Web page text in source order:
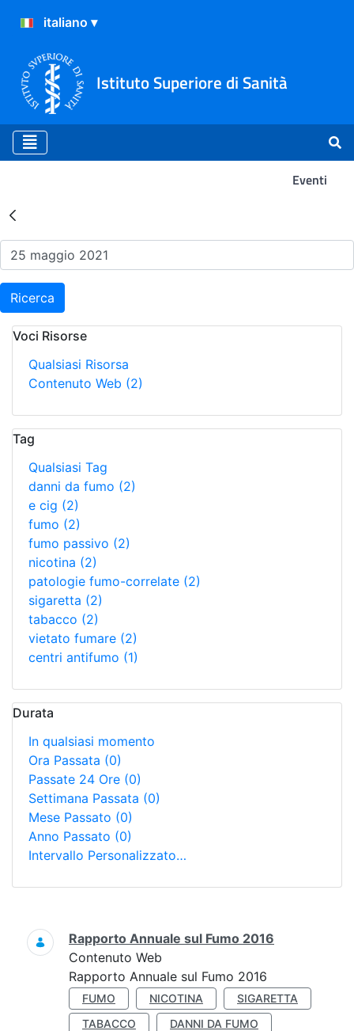
Istituto Superiore di Sanità
Eventi
Risultati della Ricerca -
Ricerca
Voci Risorse
Qualsiasi Risorsa
Contenuto Web (2)
Tag
Qualsiasi Tag
danni da fumo (2)
e cig (2)
fumo (2)
fumo passivo (2)
nicotina (2)
patologie fumo-correlate (2)
sigaretta (2)
tabacco (2)
vietato fumare (2)
centri antifumo (1)
Durata
In qualsiasi momento
Ora Passata (0)
Passate 24 Ore (0)
Settimana Passata (0)
Mese Passato (0)
Anno Passato (0)
Intervallo Personalizzato…
Ricerca
Rapporto Annuale sul Fumo 2016
Contenuto Web
Rapporto Annuale sul Fumo 2016
FUMO NICOTINA
SIGARETTA
TABACCO
DANNI DA FUMO